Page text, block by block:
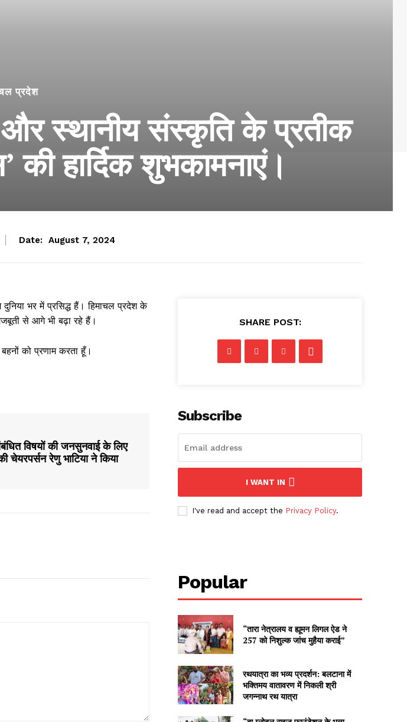
प्रदेश
और स्थानीय संस्कृति के प्रतीक
की हार्दिक शुभकामनाएं।
Date: August 7, 2024
भर में प्रसिद्ध हैं। हिमाचल प्रदेश के
से आगे भी बढ़ा रहे हैं।
को प्रणाम करता हूँ।
विषयों की जनसुनवाई के लिए
चेयरपर्सन रेणु भाटिया ने किया
SHARE POST:
Subscribe
I WANT IN
I've read and accept the Privacy Policy.
Popular
“तारा नेत्रालय व ह्यूमन लिगल ऐड ने
257 को निशुल्क जांच मुहैया कराई”
रथयात्रा का भव्य प्रदर्शन: बलटाना में
भक्तिमय वातावरण में निकली श्री
जगन्नाथ रथ यात्रा